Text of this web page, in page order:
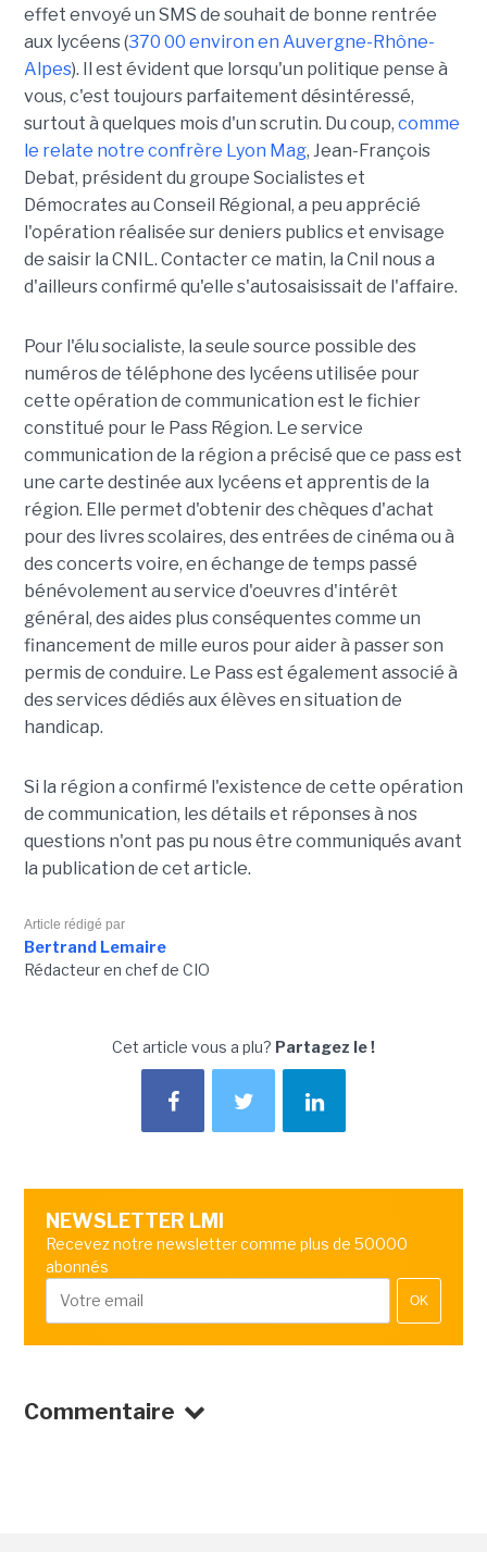
effet envoyé un SMS de souhait de bonne rentrée
aux lycéens (370 00 environ en Auvergne-Rhône-
Alpes). Il est évident que lorsqu'un politique pense à
vous, c'est toujours parfaitement désintéressé,
surtout à quelques mois d'un scrutin. Du coup, comme
le relate notre confrère Lyon Mag, Jean-François
Debat, président du groupe Socialistes et
Démocrates au Conseil Régional, a peu apprécié
l'opération réalisée sur deniers publics et envisage
de saisir la CNIL. Contacter ce matin, la Cnil nous a
d'ailleurs confirmé qu'elle s'autosaisissait de l'affaire.
Pour l'élu socialiste, la seule source possible des
numéros de téléphone des lycéens utilisée pour
cette opération de communication est le fichier
constitué pour le Pass Région. Le service
communication de la région a précisé que ce pass est
une carte destinée aux lycéens et apprentis de la
région. Elle permet d'obtenir des chèques d'achat
pour des livres scolaires, des entrées de cinéma ou à
des concerts voire, en échange de temps passé
bénévolement au service d'oeuvres d'intérêt
général, des aides plus conséquentes comme un
financement de mille euros pour aider à passer son
permis de conduire. Le Pass est également associé à
des services dédiés aux élèves en situation de
handicap.
Si la région a confirmé l'existence de cette opération
de communication, les détails et réponses à nos
questions n'ont pas pu nous être communiqués avant
la publication de cet article.
Article rédigé par
Bertrand Lemaire
Rédacteur en chef de CIO
Cet article vous a plu? Partagez le !
NEWSLETTER LMI
Recevez notre newsletter comme plus de 50000
abonnés
OK
Commentaire